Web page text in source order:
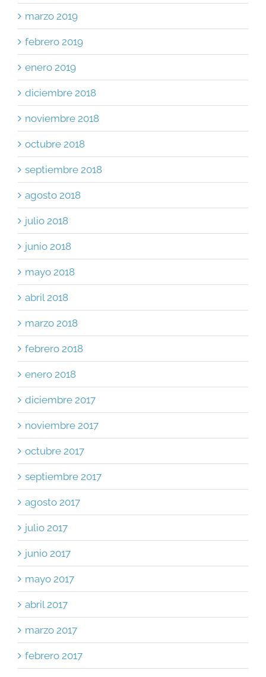
marzo 2019
febrero 2019
enero 2019
diciembre 2018
noviembre 2018
octubre 2018
septiembre 2018
agosto 2018
julio 2018
junio 2018
mayo 2018
abril 2018
marzo 2018
febrero 2018
enero 2018
diciembre 2017
noviembre 2017
octubre 2017
septiembre 2017
agosto 2017
julio 2017
junio 2017
mayo 2017
abril 2017
marzo 2017
febrero 2017